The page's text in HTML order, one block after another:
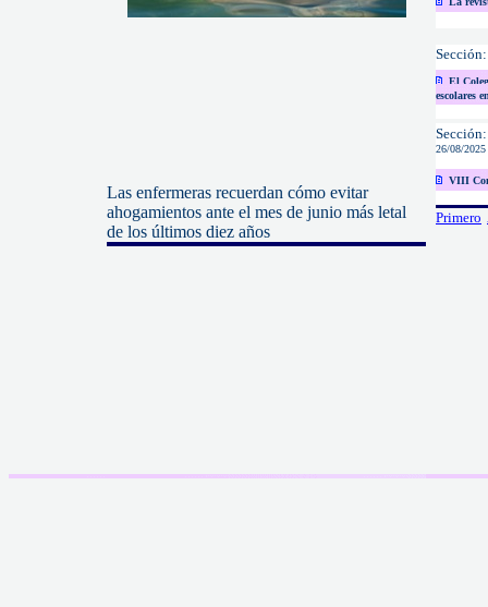
Las enfermeras recuerdan cómo evitar
ahogamientos ante el mes de junio más letal
de los últimos diez años
El
escolares
26/08/2025
VIII
Primero